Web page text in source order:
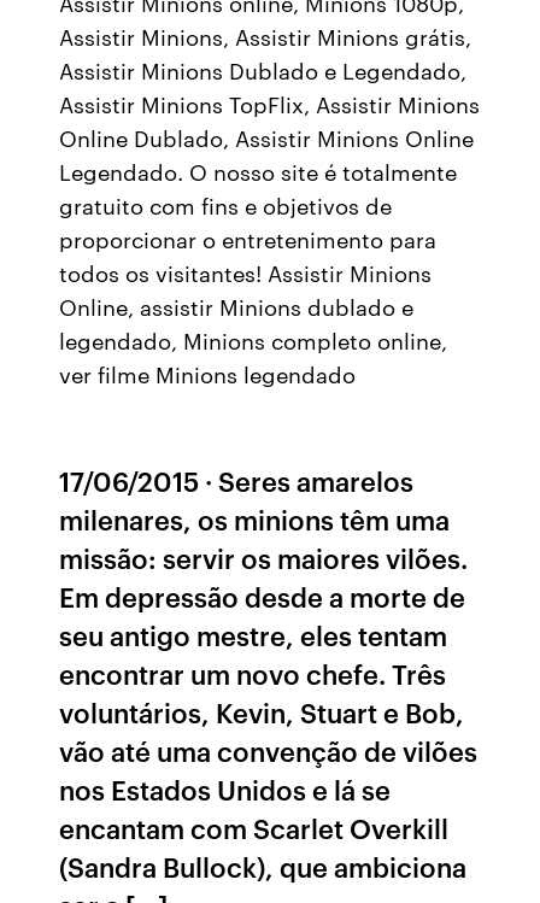
Assistir Minions, Assistir Minions grátis,
Assistir Minions Dublado e Legendado,
Assistir Minions TopFlix, Assistir Minions
Online Dublado, Assistir Minions Online
Legendado. O nosso site é totalmente
gratuito com fins e objetivos de
proporcionar o entretenimento para
todos os visitantes! Assistir Minions
Online, assistir Minions dublado e
legendado, Minions completo online,
ver filme Minions legendado
17/06/2015 · Seres amarelos
milenares, os minions têm uma
missão: servir os maiores vilões.
Em depressão desde a morte de
seu antigo mestre, eles tentam
encontrar um novo chefe. Três
voluntários, Kevin, Stuart e Bob,
vão até uma convenção de vilões
nos Estados Unidos e lá se
encantam com Scarlet Overkill
(Sandra Bullock), que ambiciona